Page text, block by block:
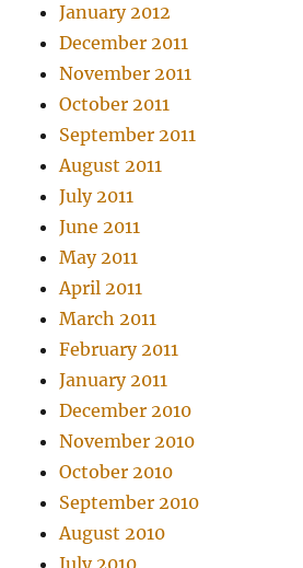
January 2012
December 2011
November 2011
October 2011
September 2011
August 2011
July 2011
June 2011
May 2011
April 2011
March 2011
February 2011
January 2011
December 2010
November 2010
October 2010
September 2010
August 2010